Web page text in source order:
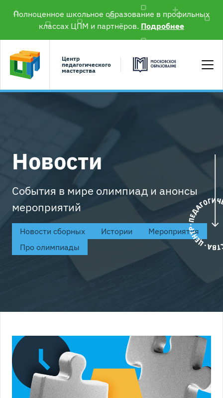
Полноценное школьное образование в профильных
классах ЦПМ и партнёров. Подробнее
Центр
педагогического
мастерства
Новости
События в мире олимпиад и анонсы
мероприятий
Новости сборных Истории
Мероприятия
Про олимпиады